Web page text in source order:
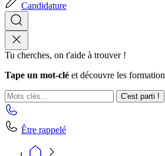
Candidature
Tu cherches, on t'aide à trouver !
Tape un mot-clé et découvre les
C'est parti !
Être rappelé